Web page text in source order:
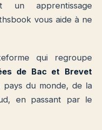
un apprentissage
vous aide à ne
qui regroupe
de Bac et Brevet
pays du monde, de la
en passant par le